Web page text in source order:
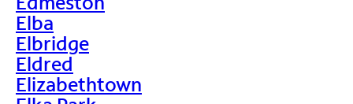
Elba
Elbridge
Eldred
Elizabethtown